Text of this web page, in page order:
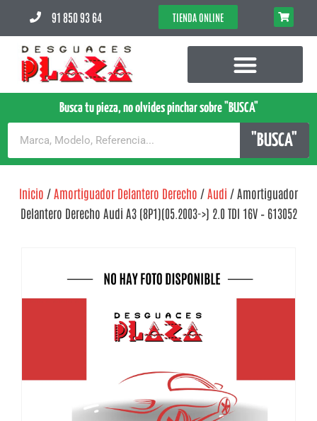
91 850 93 64 TIENDA ONLINE
Busca tu pieza, no olvides pinchar sobre "BUSCA"
"BUSCA"
Inicio / Amortiguador Delantero Derecho / Audi / Amortiguador
Delantero Derecho Audi A3 (8P1)(05.2003->) 2.0 TDI 16V – 613052